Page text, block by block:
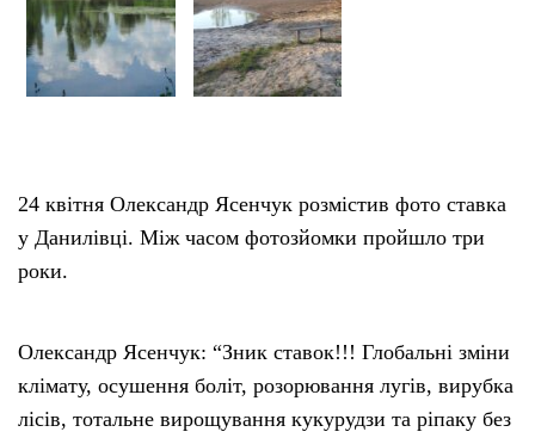
24 квітня Олександр Ясенчук розмістив фото ставка
у Данилівці. Між часом фотозйомки пройшло три
роки.
Олександр Ясенчук: “Зник ставок!!! Глобальні зміни
клімату, осушення боліт, розорювання лугів, вирубка
лісів, тотальне вирощування кукурудзи та ріпаку без